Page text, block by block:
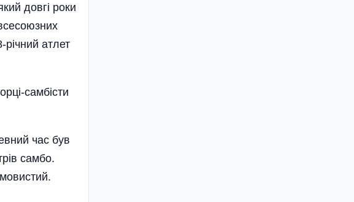
довгі роки
атлет
самбісти
час був
самбо.